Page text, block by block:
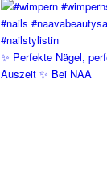
✨ Perfekte Nägel,
Auszeit ✨ Bei NAA